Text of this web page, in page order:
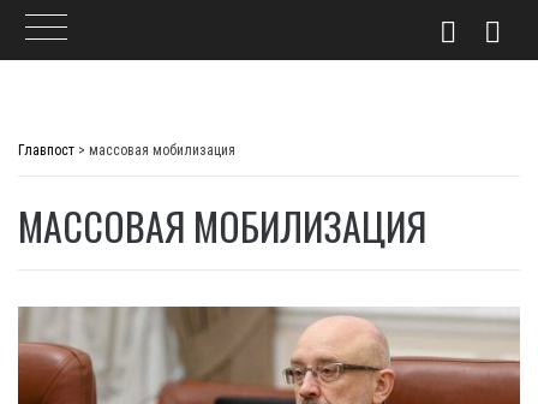
Главпост > массовая мобилизация
МАССОВАЯ МОБИЛИЗАЦИЯ